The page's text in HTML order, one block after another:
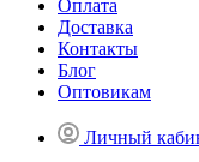
Оплата
Доставка
Контакты
Блог
Оптовикам
Личный